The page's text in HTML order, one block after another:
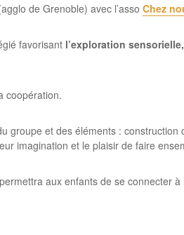
de Grenoble) avec l’asso Chez
favorisant l’exploration
coopération.
et des éléments : construction
imagination et le plaisir de faire
aux enfants de se connecter à